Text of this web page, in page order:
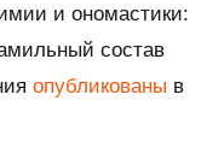
и ономастики:
состав
опубликованы в